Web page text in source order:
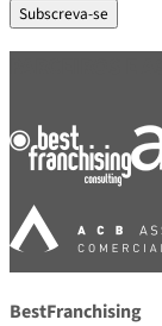
Subscreva-se
BestFranchising